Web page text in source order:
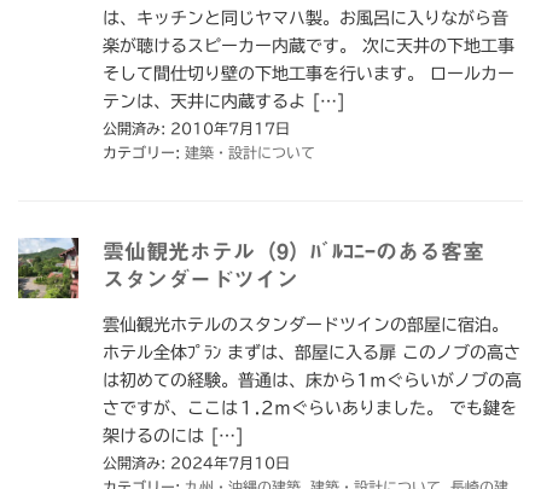
は、キッチンと同じヤマハ製。お風呂に入りながら音
楽が聴けるスピーカー内蔵です。 次に天井の下地工事
そして間仕切り壁の下地工事を行います。 ロールカー
テンは、天井に内蔵するよ […]
公開済み: 2010年7月17日
カテゴリー: 建築・設計について
雲仙観光ホテル（9）ﾊﾞﾙｺﾆｰのある客室
スタンダードツイン
雲仙観光ホテルのスタンダードツインの部屋に宿泊。
ホテル全体ﾌﾟﾗﾝ まずは、部屋に入る扉 このノブの高さ
は初めての経験。普通は、床から1ｍぐらいがノブの高
さですが、ここは１.2ｍぐらいありました。 でも鍵を
架けるのには […]
公開済み: 2024年7月10日